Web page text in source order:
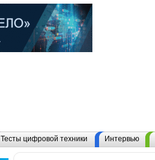
Тесты цифровой техники Интервью